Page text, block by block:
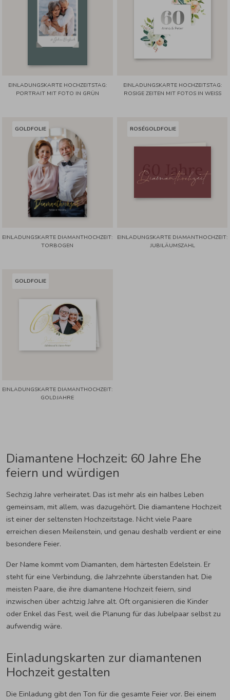
EINLADUNGSKARTE HOCHZEITSTAG:
PORTRAIT MIT FOTO IN GRÜN
EINLADUNGSKARTE HOCHZEITSTAG:
ROSIGE ZEITEN MIT FOTOS IN WEISS
GOLDFOLIE
EINLADUNGSKARTE DIAMANTHOCHZEIT:
TORBOGEN
ROSÉGOLDFOLIE
EINLADUNGSKARTE DIAMANTHOCHZEIT:
JUBILÄUMSZAHL
GOLDFOLIE
EINLADUNGSKARTE DIAMANTHOCHZEIT:
GOLDJAHRE
Diamantene Hochzeit: 60 Jahre Ehe
feiern und würdigen
Sechzig Jahre verheiratet. Das ist mehr als ein halbes Leben
gemeinsam, mit allem, was dazugehört. Die diamantene Hochzeit
ist einer der seltensten Hochzeitstage. Nicht viele Paare
erreichen diesen Meilenstein, und genau deshalb verdient er eine
besondere Feier.
Der Name kommt vom Diamanten, dem härtesten Edelstein. Er
steht für eine Verbindung, die Jahrzehnte überstanden hat. Die
meisten Paare, die ihre diamantene Hochzeit feiern, sind
inzwischen über achtzig Jahre alt. Oft organisieren die Kinder
oder Enkel das Fest, weil die Planung für das Jubelpaar selbst zu
aufwendig wäre.
Einladungskarten zur diamantenen
Hochzeit gestalten
Die Einladung gibt den Ton für die gesamte Feier vor. Bei einem